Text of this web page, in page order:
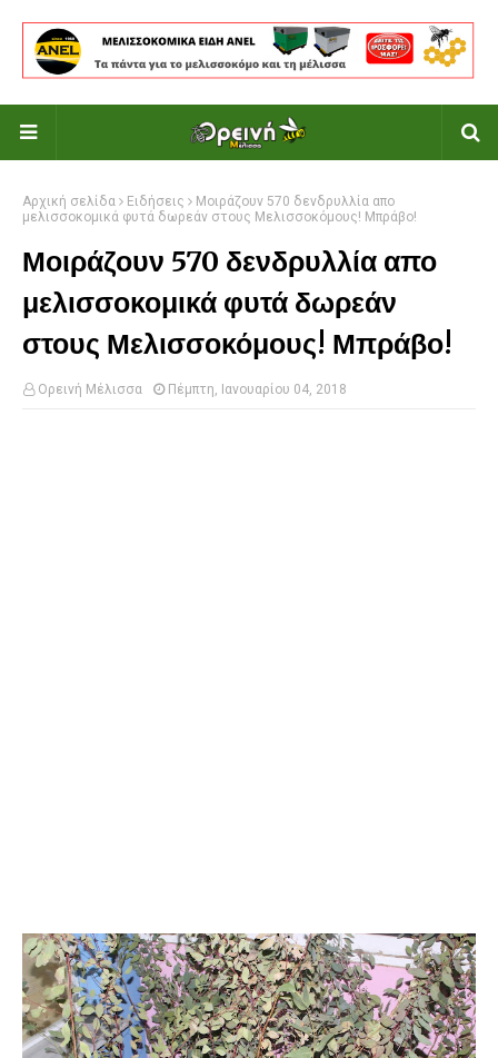
Αρχική σελίδα Ειδήσεις
Μοιράζουν 570 δενδρυλλία απο
μελισσοκομικά φυτά δωρεάν στους Μελισσοκόμους! Μπράβο!
Μοιράζουν 570 δενδρυλλία απο
μελισσοκομικά φυτά δωρεάν
στους Μελισσοκόμους! Μπράβο!
Ορεινή Μέλισσα Πέμπτη, Ιανουαρίου 04, 2018